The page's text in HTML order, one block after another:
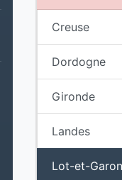
Creuse
Dordogne
Gironde
Landes
Lot-et-